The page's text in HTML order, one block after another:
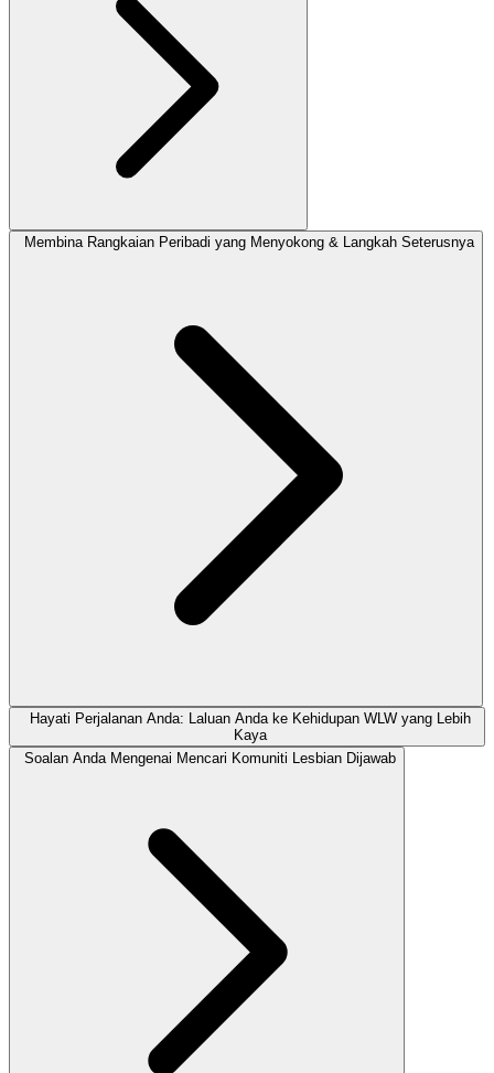
Membina Rangkaian Peribadi yang Menyokong & Langkah Seterusnya
Hayati Perjalanan Anda: Laluan Anda ke Kehidupan WLW yang Lebih
Kaya
Soalan Anda Mengenai Mencari Komuniti Lesbian Dijawab